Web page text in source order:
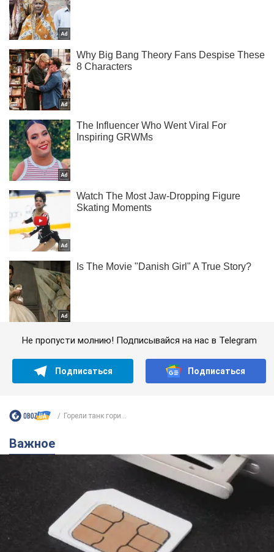
Не пропусти молнию! Подписывайся на нас в Telegram
Подписаться Подписаться
Горели танк гори...
Важное